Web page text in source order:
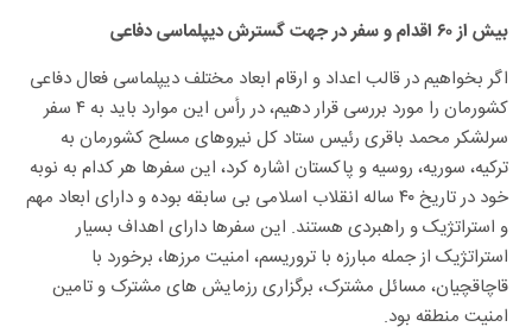
بیش از ۶۰ اقدام و سفر در جهت گسترش دیپلماسی دفاعی
اگر بخواهیم در قالب اعداد و ارقام ابعاد مختلف دیپلماسی فعال دفاعی
کشورمان را مورد بررسی قرار دهیم، در رأس این موارد باید به ۴ سفر
سرلشکر محمد باقری رئیس ستاد کل نیروهای مسلح کشورمان به
ترکیه، سوریه، روسیه و پاکستان اشاره کرد، این سفرها هر کدام به نوبه
خود در تاریخ ۴۰ ساله انقلاب اسلامی بی سابقه بوده و دارای ابعاد مهم
و استراتژیک و راهبردی هستند. این سفرها دارای اهداف بسیار
استراتژیک از جمله مبارزه با تروریسم، امنیت مرزها، برخورد با
قاچاقچیان، مسائل مشترک، برگزاری رزمایش های مشترک و تامین
امنیت منطقه بود.